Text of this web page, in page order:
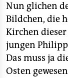
Nun glichen
Bildchen, die
Kirchen
jungen
Das muss ja
Osten